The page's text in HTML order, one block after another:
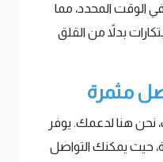
الوقت المحدد، مما
بدلاً من القلق
مثمرة
نحن هنا لدعمك. يوفر
حيث يمكنك التواصل